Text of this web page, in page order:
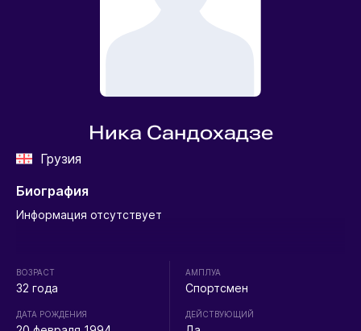
Ника Сандохадзе
Грузия
Биография
Информация отсутствует
ВОЗРАСТ
32 года
ДАТА РОЖДЕНИЯ
АМПЛУА
Спортсмен
ДЕЙСТВУЮЩИЙ